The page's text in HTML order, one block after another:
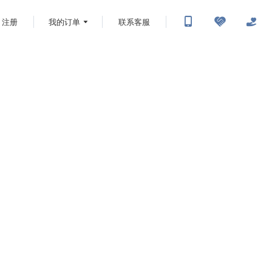
注册 我的订单 联系客服